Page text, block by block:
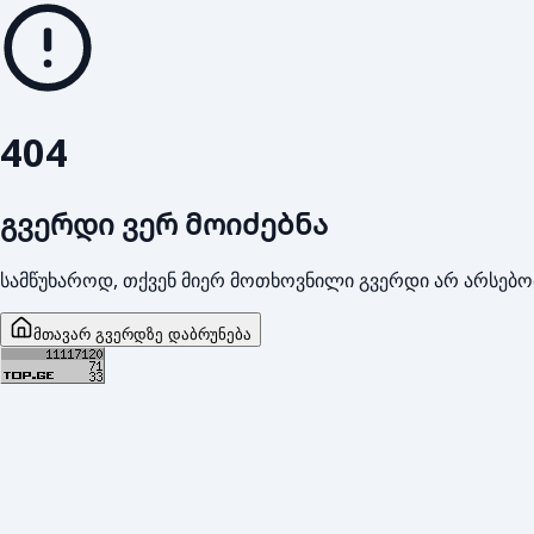
404
გვერდი ვერ მოიძებნა
სამწუხაროდ, თქვენ მიერ მოთხოვნილი გვერდი არ
მთავარ გვერდზე დაბრუნება